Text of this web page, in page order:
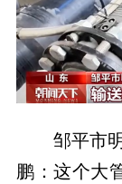
邹平市
鹏：这个大